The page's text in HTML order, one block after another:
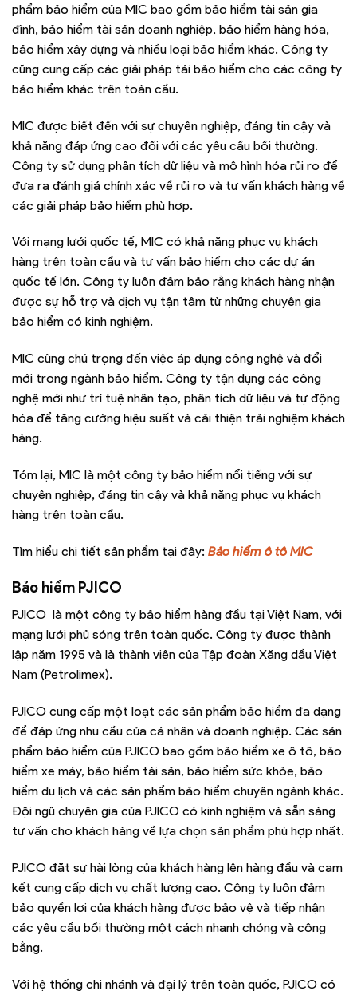
phẩm bảo hiểm của MIC bao gồm bảo hiểm tài sản gia
đình, bảo hiểm tài sản doanh nghiệp, bảo hiểm hàng hóa,
bảo hiểm xây dựng và nhiều loại bảo hiểm khác. Công ty
cũng cung cấp các giải pháp tái bảo hiểm cho các công ty
bảo hiểm khác trên toàn cầu.
MIC được biết đến với sự chuyên nghiệp, đáng tin cậy và
khả năng đáp ứng cao đối với các yêu cầu bồi thường.
Công ty sử dụng phân tích dữ liệu và mô hình hóa rủi ro để
đưa ra đánh giá chính xác về rủi ro và tư vấn khách hàng về
các giải pháp bảo hiểm phù hợp.
Với mạng lưới quốc tế, MIC có khả năng phục vụ khách
hàng trên toàn cầu và tư vấn bảo hiểm cho các dự án
quốc tế lớn. Công ty luôn đảm bảo rằng khách hàng nhận
được sự hỗ trợ và dịch vụ tận tâm từ những chuyên gia
bảo hiểm có kinh nghiệm.
MIC cũng chú trọng đến việc áp dụng công nghệ và đổi
mới trong ngành bảo hiểm. Công ty tận dụng các công
nghệ mới như trí tuệ nhân tạo, phân tích dữ liệu và tự động
hóa để tăng cường hiệu suất và cải thiện trải nghiệm khách
hàng.
Tóm lại, MIC là một công ty bảo hiểm nổi tiếng với sự
chuyên nghiệp, đáng tin cậy và khả năng phục vụ khách
hàng trên toàn cầu.
Tìm hiểu chi tiết sản phẩm tại đây: Bảo hiểm ô tô MIC
Bảo hiểm PJICO
PJICO là một công ty bảo hiểm hàng đầu tại Việt Nam, với
mạng lưới phủ sóng trên toàn quốc. Công ty được thành
lập năm 1995 và là thành viên của Tập đoàn Xăng dầu Việt
Nam (Petrolimex).
PJICO cung cấp một loạt các sản phẩm bảo hiểm đa dạng
để đáp ứng nhu cầu của cá nhân và doanh nghiệp. Các sản
phẩm bảo hiểm của PJICO bao gồm bảo hiểm xe ô tô, bảo
hiểm xe máy, bảo hiểm tài sản, bảo hiểm sức khỏe, bảo
hiểm du lịch và các sản phẩm bảo hiểm chuyên ngành khác.
Đội ngũ chuyên gia của PJICO có kinh nghiệm và sẵn sàng
tư vấn cho khách hàng về lựa chọn sản phẩm phù hợp nhất.
PJICO đặt sự hài lòng của khách hàng lên hàng đầu và cam
kết cung cấp dịch vụ chất lượng cao. Công ty luôn đảm
bảo quyền lợi của khách hàng được bảo vệ và tiếp nhận
các yêu cầu bồi thường một cách nhanh chóng và công
bằng.
Với hệ thống chi nhánh và đại lý trên toàn quốc, PJICO có